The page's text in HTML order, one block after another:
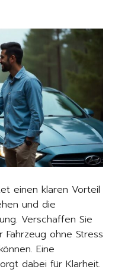
einen klaren Vorteil
und die
Verschaffen Sie
Fahrzeug ohne Stress
Eine
dabei für Klarheit.